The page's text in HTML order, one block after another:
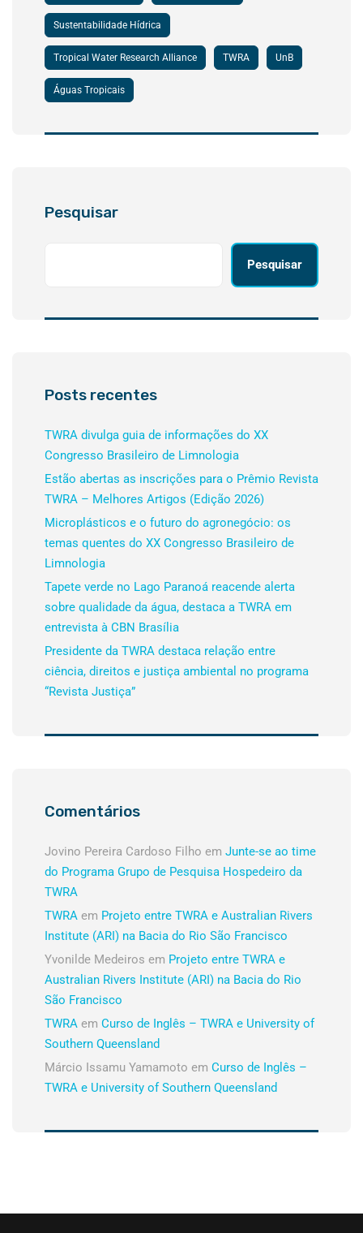
Sustentabilidade Hídrica
Tropical Water Research Alliance TWRA UnB
Águas Tropicais
Pesquisar
Pesquisar
Posts recentes
TWRA divulga guia de informações do XX
Congresso Brasileiro de Limnologia
Estão abertas as inscrições para o Prêmio Revista
TWRA – Melhores Artigos (Edição 2026)
Microplásticos e o futuro do agronegócio: os
temas quentes do XX Congresso Brasileiro de
Limnologia
Tapete verde no Lago Paranoá reacende alerta
sobre qualidade da água, destaca a TWRA em
entrevista à CBN Brasília
Presidente da TWRA destaca relação entre
ciência, direitos e justiça ambiental no programa
“Revista Justiça”
Comentários
Jovino Pereira Cardoso Filho em Junte-se ao time
do Programa Grupo de Pesquisa Hospedeiro da
TWRA
TWRA em Projeto entre TWRA e Australian Rivers
Institute (ARI) na Bacia do Rio São Francisco
Yvonilde Medeiros em Projeto entre TWRA e
Australian Rivers Institute (ARI) na Bacia do Rio
São Francisco
TWRA em Curso de Inglês – TWRA e University of
Southern Queensland
Márcio Issamu Yamamoto em Curso de Inglês –
TWRA e University of Southern Queensland